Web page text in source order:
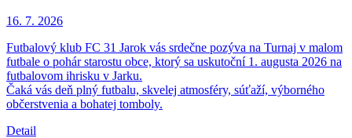
16. 7. 2026
Futbalový klub FC 31 Jarok vás srdečne pozýva na Turnaj v malom
futbale o pohár starostu obce, ktorý sa uskutoční 1. augusta 2026 na
futbalovom ihrisku v Jarku.
Čaká vás deň plný futbalu, skvelej atmosféry, súťaží, výborného
občerstvenia a bohatej tomboly.
Detail